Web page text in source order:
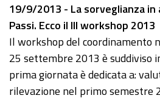
19/9/2013 - La sorveglianza in
Passi. Ecco il III workshop 2013
Il workshop del coordinamento
25 settembre 2013 è suddiviso
prima giornata è dedicata a:
rilevazione nel primo semestre